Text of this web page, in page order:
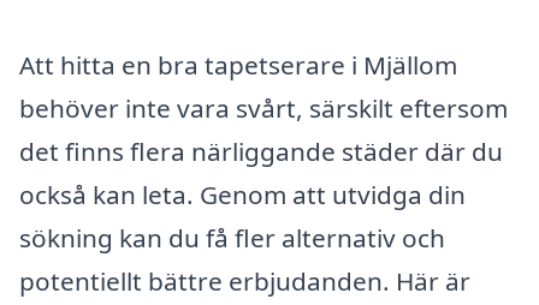
Att hitta en bra tapetserare i Mjällom
behöver inte vara svårt, särskilt eftersom
det finns flera närliggande städer där du
också kan leta. Genom att utvidga din
sökning kan du få fler alternativ och
potentiellt bättre erbjudanden. Här är